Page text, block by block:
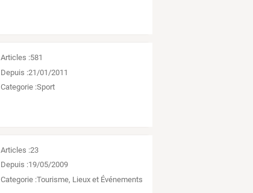
Articles :581
Depuis :21/01/2011
Categorie :Sport
Articles :23
Depuis :19/05/2009
Categorie :Tourisme, Lieux et Événements